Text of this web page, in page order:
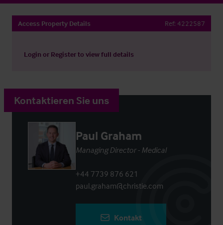
Access Property Details Ref: 4222587
Login or Registerto view full details
Kontaktieren Sie uns
Paul Graham
Managing Director - Medical
+44 7739 876 621
paul.graham@christie.com
Kontakt